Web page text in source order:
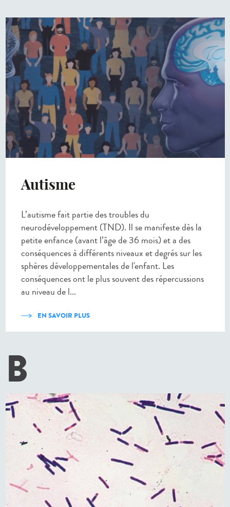
Autisme
L’autisme fait partie des troubles du
neurodéveloppement (TND). Il se manifeste dès la
petite enfance (avant l’âge de 36 mois) et a des
conséquences à différents niveaux et degrés sur les
sphères développementales de l'enfant. Les
conséquences ont le plus souvent des répercussions
au niveau de l...
EN SAVOIR PLUS
B